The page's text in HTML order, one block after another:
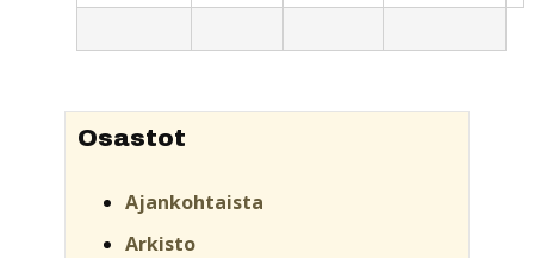
Osastot
Ajankohtaista
Arkisto